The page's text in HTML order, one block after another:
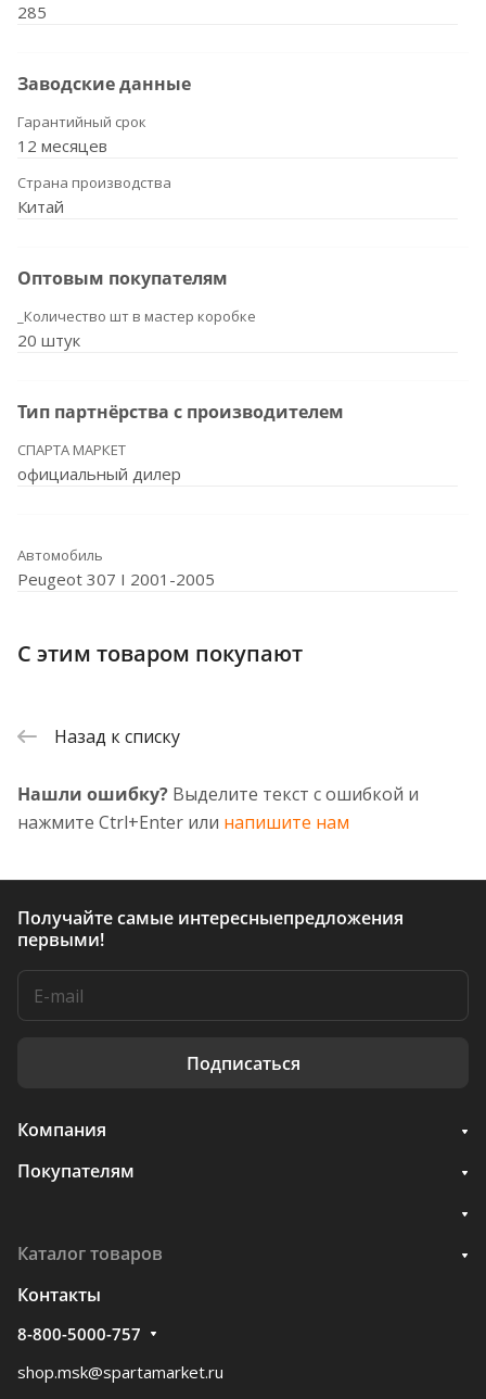
285
Заводские данные
Гарантийный срок
12 месяцев
Страна производства
Китай
Оптовым покупателям
_Количество шт в мастер коробке
20 штук
Тип партнёрства с производителем
СПАРТА МАРКЕТ
официальный дилер
Автомобиль
Peugeot 307 I 2001-2005
С этим товаром покупают
Назад к списку
Нашли ошибку? Выделите текст с ошибкой и
нажмите Ctrl+Enter или напишите нам
Получайте самые интересныепредложения
первыми!
Подписаться
Компания
Покупателям
Каталог товаров
Контакты
8-800-5000-757
shop.msk@spartamarket.ru